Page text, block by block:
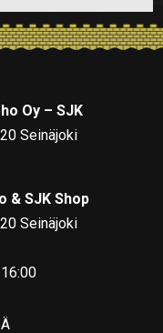
Oy – SJK
Seinäjoki
& SJK Shop
Seinäjoki